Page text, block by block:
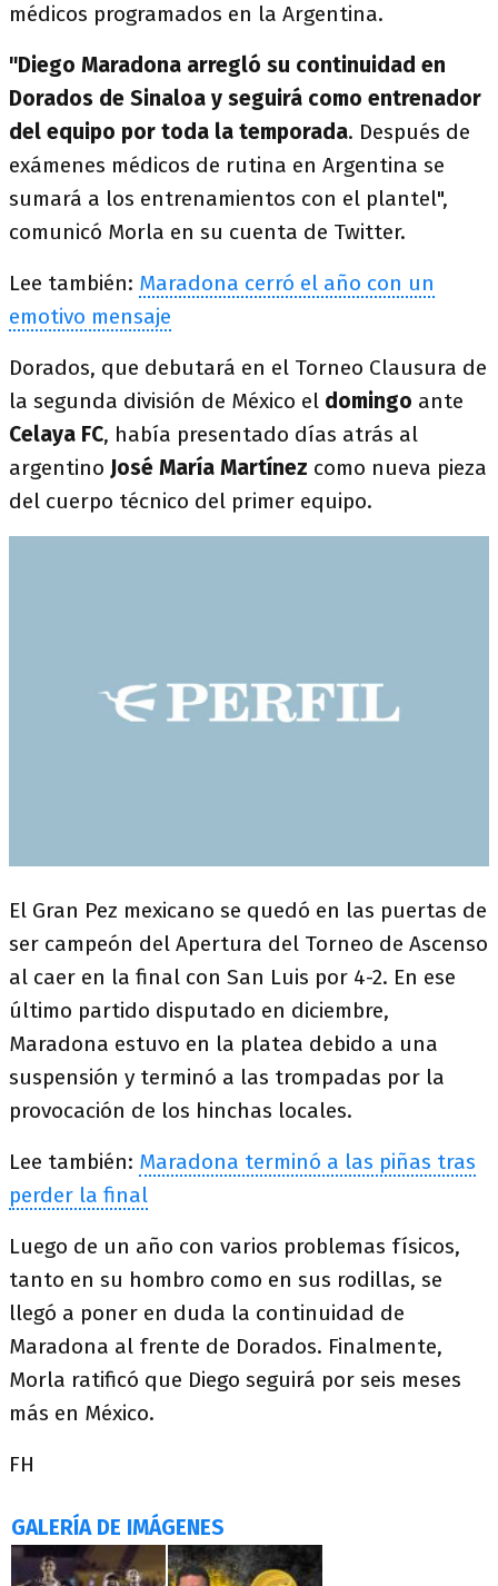
médicos programados en la Argentina.
"Diego Maradona arregló su continuidad en
Dorados de Sinaloa y seguirá como entrenador
del equipo por toda la temporada. Después de
exámenes médicos de rutina en Argentina se
sumará a los entrenamientos con el plantel",
comunicó Morla en su cuenta de Twitter.
Lee también: Maradona cerró el año con un
emotivo mensaje
Dorados, que debutará en el Torneo Clausura de
la segunda división de México el domingo ante
Celaya FC, había presentado días atrás al
argentino José María Martínez como nueva pieza
del cuerpo técnico del primer equipo.
El Gran Pez mexicano se quedó en las puertas de
ser campeón del Apertura del Torneo de Ascenso
al caer en la final con San Luis por 4-2. En ese
último partido disputado en diciembre,
Maradona estuvo en la platea debido a una
suspensión y terminó a las trompadas por la
provocación de los hinchas locales.
Lee también: Maradona terminó a las piñas tras
perder la final
Luego de un año con varios problemas físicos,
tanto en su hombro como en sus rodillas, se
llegó a poner en duda la continuidad de
Maradona al frente de Dorados. Finalmente,
Morla ratificó que Diego seguirá por seis meses
más en México.
FH
GALERÍA DE IMÁGENES